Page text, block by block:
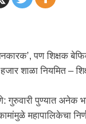
पण शिक्षक
शाळा नियमित –
गुरुवारी पुण्यात अनेक
महापालिकेचा